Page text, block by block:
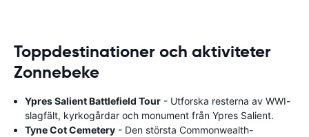
Toppdestinationer och aktiviteter
Zonnebeke
Ypres Salient Battlefield Tour - Utforska resterna av WWI-
slagfält, kyrkogårdar och monument från Ypres Salient.
Tyne Cot Cemetery - Den största Commonwealth-